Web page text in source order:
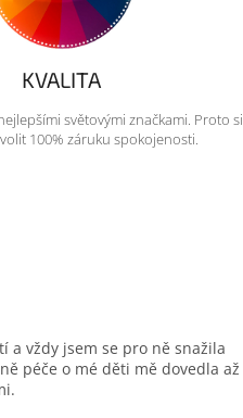
KVALITA
světovými značkami. Proto si
100% záruku spokojenosti.
a vždy jsem se pro ně snažila
péče o mé děti mě dovedla až